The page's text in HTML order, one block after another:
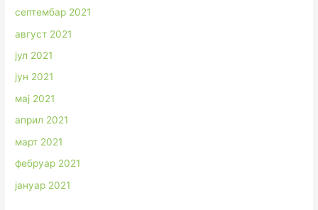
септембар 2021
август 2021
јул 2021
јун 2021
мај 2021
април 2021
март 2021
фебруар 2021
јануар 2021